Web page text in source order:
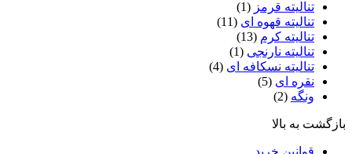
تنالیته قرمز (1)
تنالیته قهوه ای (11)
تنالیته کرم (13)
تنالیته نارنجی (1)
تنالیته نسکافه ای (4)
نقره ای (5)
ونگه (2)
به بالا